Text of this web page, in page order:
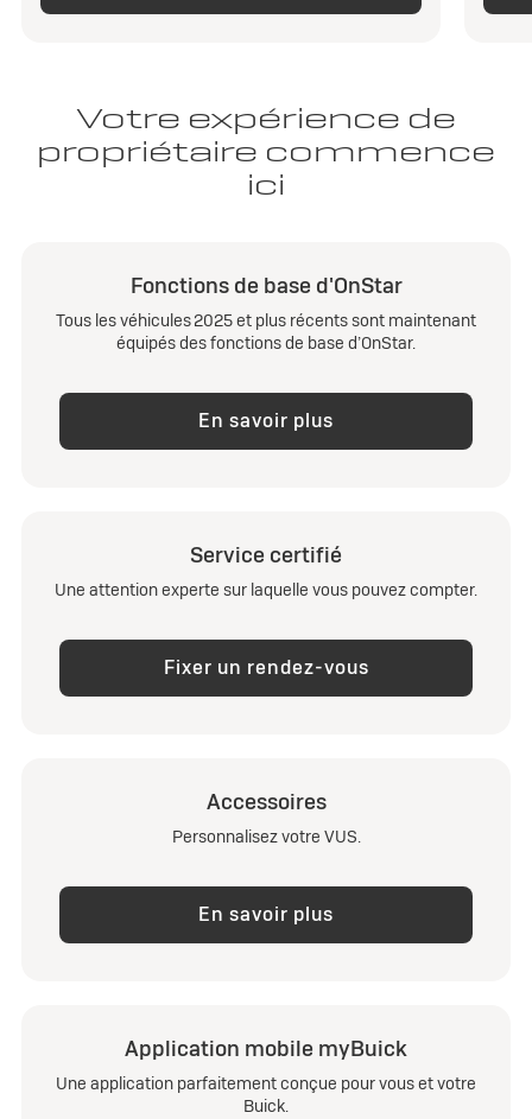
Votre expérience de
propriétaire commence
ici
Fonctions de base d'OnStar
Tous les véhicules 2025 et plus récents sont maintenant
équipés des fonctions de base d’OnStar.
En savoir plus
Service certifié
Une attention experte sur laquelle vous pouvez compter.
Fixer un rendez-vous
Accessoires
Personnalisez votre VUS.
En savoir plus
Application mobile myBuick
Une application parfaitement conçue pour vous et votre
Buick.